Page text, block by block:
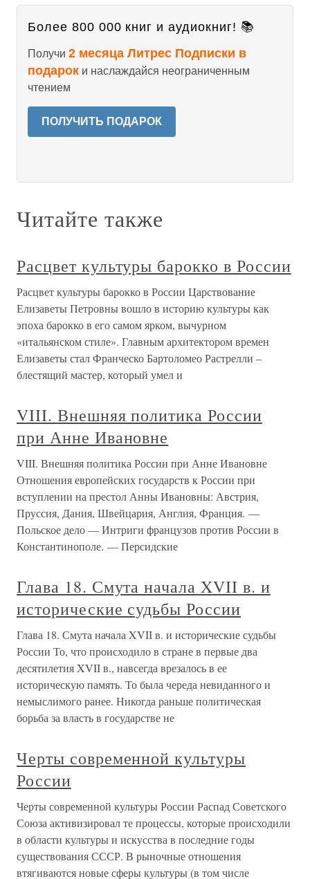
Более 800 000 книг и аудиокниг! 📚
Получи 2 месяца Литрес Подписки в
подарок и наслаждайся неограниченным
чтением
ПОЛУЧИТЬ ПОДАРОК
Читайте также
Расцвет культуры барокко в России
Расцвет культуры барокко в России Царствование
Елизаветы Петровны вошло в историю культуры как
эпоха барокко в его самом ярком, вычурном
«итальянском стиле». Главным архитектором времен
Елизаветы стал Франческо Бартоломео Растрелли –
блестящий мастер, который умел и
VIII. Внешняя политика России
при Анне Ивановне
VIII. Внешняя политика России при Анне Ивановне
Отношения европейских государств к России при
вступлении на престол Анны Ивановны: Австрия,
Пруссия, Дания, Швейцария, Англия, Франция. —
Польское дело — Интриги французов против России в
Константинополе. — Персидские
Глава 18. Смута начала XVII в. и
исторические судьбы России
Глава 18. Смута начала XVII в. и исторические судьбы
России То, что происходило в стране в первые два
десятилетия XVII в., навсегда врезалось в ее
историческую память. То была череда невиданного и
немыслимого ранее. Никогда раньше политическая
борьба за власть в государстве не
Черты современной культуры
России
Черты современной культуры России Распад Советского
Союза активизировал те процессы, которые происходили
в области культуры и искусства в последние годы
существования СССР. В рыночные отношения
втягиваются новые сферы культуры (в том числе